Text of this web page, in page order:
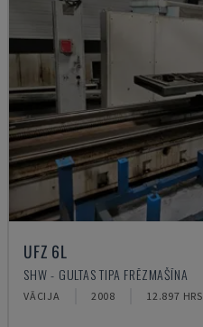
UFZ 6L
SHW - GULTAS TIPA FRĒZMAŠĪNA
VĀCIJA 2008 12.897 HRS